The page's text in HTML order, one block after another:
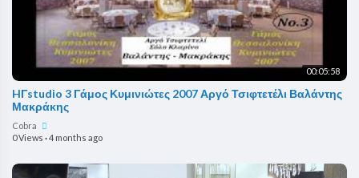
00:05:58
HΓstudio 3 Γάμος Κυμινιώτες 2007 Αργό Τσιφτετέλι Βαλάντης
Μακράκης
Cobra
0 Views ·4 months ago